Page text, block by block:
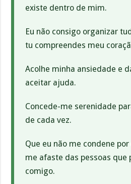
existe dentro de mim.
Eu não consigo organizar
tu compreendes meu
Acolhe minha ansiedade e
aceitar ajuda.
Concede-me serenidade
de cada vez.
Que eu não me condene
me afaste das pessoas que
comigo.